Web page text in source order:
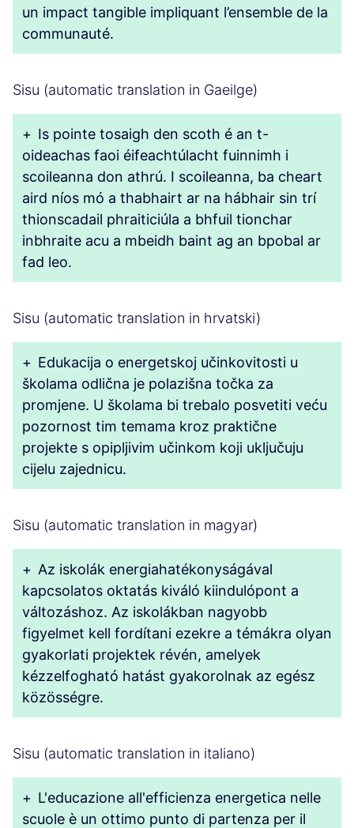
un impact tangible impliquant l’ensemble de la
communauté.
Sisu (automatic translation in Gaeilge)
+ Is pointe tosaigh den scoth é an t-
oideachas faoi éifeachtúlacht fuinnimh i
scoileanna don athrú. I scoileanna, ba cheart
aird níos mó a thabhairt ar na hábhair sin trí
thionscadail phraiticiúla a bhfuil tionchar
inbhraite acu a mbeidh baint ag an bpobal ar
fad leo.
Sisu (automatic translation in hrvatski)
+ Edukacija o energetskoj učinkovitosti u
školama odlična je polazišna točka za
promjene. U školama bi trebalo posvetiti veću
pozornost tim temama kroz praktične
projekte s opipljivim učinkom koji uključuju
cijelu zajednicu.
Sisu (automatic translation in magyar)
+ Az iskolák energiahatékonyságával
kapcsolatos oktatás kiváló kiindulópont a
változáshoz. Az iskolákban nagyobb
figyelmet kell fordítani ezekre a témákra olyan
gyakorlati projektek révén, amelyek
kézzelfogható hatást gyakorolnak az egész
közösségre.
Sisu (automatic translation in italiano)
+ L'educazione all'efficienza energetica nelle
scuole è un ottimo punto di partenza per il